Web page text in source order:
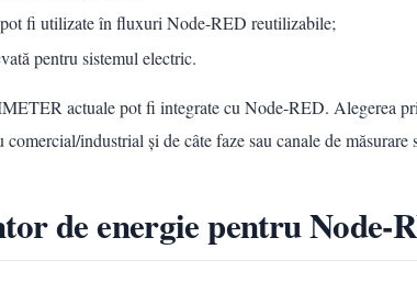
pot fi utilizate în fluxuri Node-RED reutilizabile;
pentru sistemul electric.
actuale pot fi integrate cu Node-RED. Alegerea
industrial și de câte faze sau canale de măsurare
de energie pentru Node-